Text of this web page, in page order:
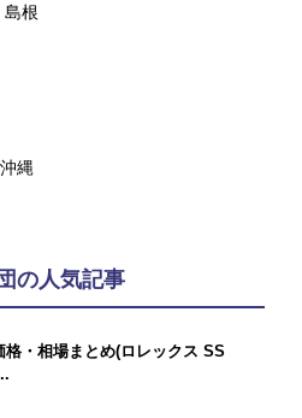
島根
沖縄
の人気記事
格・相場まとめ(ロレックス SS